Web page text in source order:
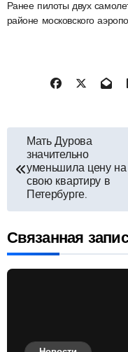
Ранее пилоты двух
районе московского
Навигация
по
записям
Мать Дурова
значительно
уменьшила цену на
свою квартиру в
Петербурге.
Связанная